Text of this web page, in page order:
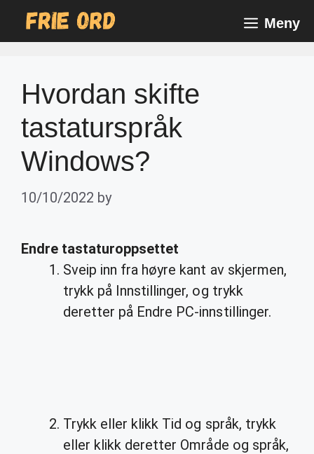
Meny
Hvordan skifte
tastaturspråk
Windows?
10/10/2022 by
Endre tastaturoppsettet
Sveip inn fra høyre kant av skjermen,
trykk på Innstillinger, og trykk
deretter på Endre PC-innstillinger.
Trykk eller klikk Tid og språk, trykk
eller klikk deretter Område og språk,